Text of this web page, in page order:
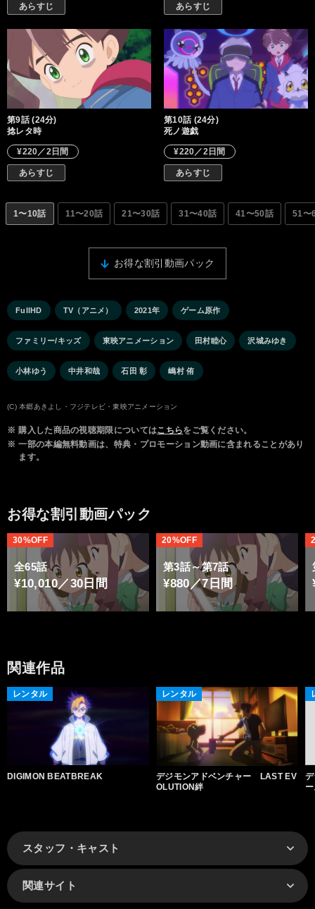
あらすじ あらすじ
第9話 (24分)
捻レタ時
¥220／2日間
あらすじ
第10話 (24分)
死ノ遊戯
¥220／2日間
あらすじ
1〜10話 11〜20話 21〜30話 31〜40話 41〜50話 51〜
お得な割引動画パック
FullHD TV（アニメ） 2021年 ゲーム原作
ファミリー/キッズ 東映アニメーション 田村睦心 沢城みゆき
小林ゆう 中井和哉 石田 彰 嶋村 侑
(C) 本郷あきよし・フジテレビ・東映アニメーション
※ 購入した商品の視聴期限についてはこちらをご覧ください。
※ 一部の本編無料動画は、特典・プロモーション動画に含まれることがあり
ます。
お得な割引動画パック
全65話
¥10,010／30日間
30%OFF
第3話～第7話
¥880／7日間
20%OFF
関連作品
レンタル
DIGIMON BEATBREAK
レンタル
デジモンアドベンチャー LAST EV
OLUTION絆
スタッフ・キャスト
関連サイト